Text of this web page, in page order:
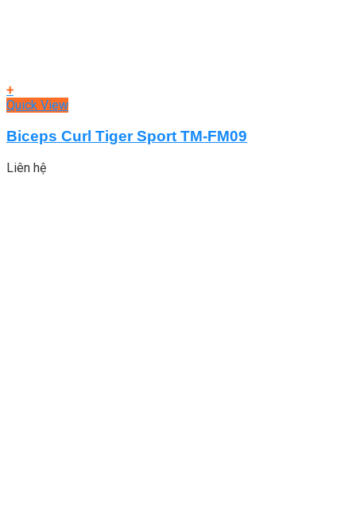
+
Quick View
Biceps Curl Tiger Sport TM-FM09
Liên hệ